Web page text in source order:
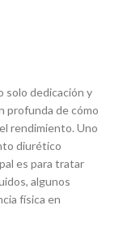
solo dedicación y
profunda de cómo
rendimiento. Uno
diurético
es para tratar
algunos
física en